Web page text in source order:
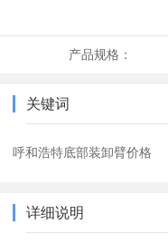
产品规格：
关键词
呼和浩特底部装卸臂价格
详细说明